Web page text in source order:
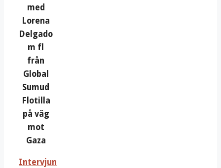
med
Lorena
Delgado
m fl
från
Global
Sumud
Flotilla
på väg
mot
Gaza
Intervjun